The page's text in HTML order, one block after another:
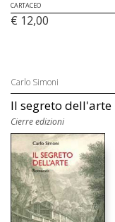
CARTACEO
€ 12,00
Carlo Simoni
Il segreto dell'arte
Cierre edizioni